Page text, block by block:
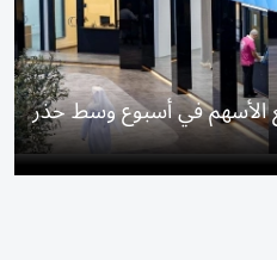
الأسهم في أسبوع وسط حذر